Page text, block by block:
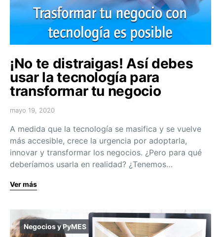
¡No te distraigas! Así debes
usar la tecnología para
transformar tu negocio
mayo 19, 2020
A medida que la tecnología se masifica y se vuelve
más accesible, crece la urgencia por adoptarla,
innovar y transformar los negocios. ¿Pero para qué
deberíamos usarla en realidad? ¿Tenemos…
Ver más
Negocios y PyMES